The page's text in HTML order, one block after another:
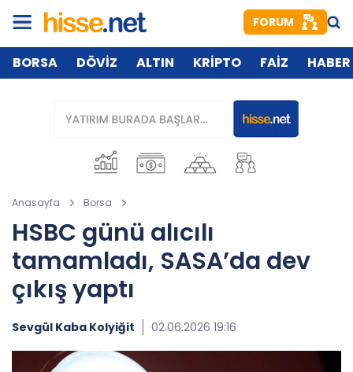
FORUM
BORSA DÖVİZ ALTIN KRİPTO FAİZ HABER
Anasayfa Borsa
HSBC günü alıcılı
tamamladı, SASA’da dev
çıkış yaptı
Sevgül Kaba Kolyiğit 02.06.2026 19:16